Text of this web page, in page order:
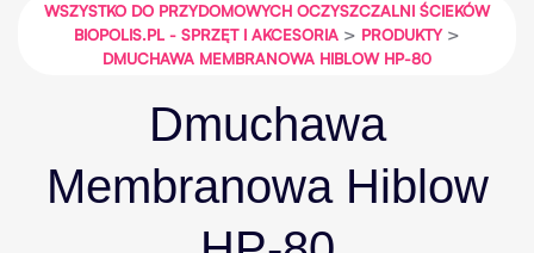
WSZYSTKO DO PRZYDOMOWYCH OCZYSZCZALNI ŚCIEKÓW
BIOPOLIS.PL - SPRZĘT I AKCESORIA > PRODUKTY>
DMUCHAWA MEMBRANOWA HIBLOW HP-80
Dmuchawa
Membranowa Hiblow